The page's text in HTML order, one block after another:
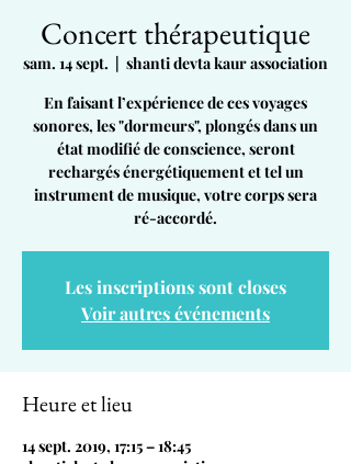
Concert thérapeutique
sam. 14 sept.
  |
shanti devta kaur association
En faisant l’expérience de ces voyages
sonores, les "dormeurs", plongés dans un
état modifié de conscience, seront
rechargés énergétiquement et tel un
instrument de musique, votre corps sera
ré-accordé.
Les inscriptions sont closes
Voir autres événements
Heure et lieu
14 sept. 2019, 17:15 – 18:45